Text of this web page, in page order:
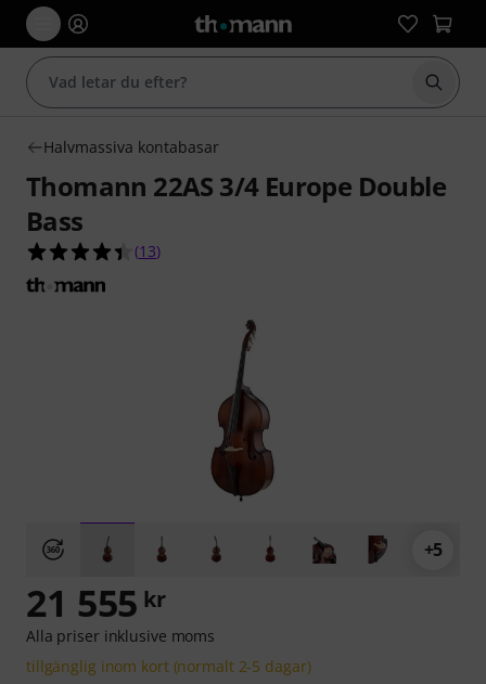
Börja
Halvmassiva kontabasar
Thomann 22AS 3/4 Europe Double
Bass
4.4 av 5 stjärnor från 13 kundbetyg
(13)
+5
21 555 kr
Alla priser inklusive moms
tillgänglig inom kort (normalt 2-5 dagar)